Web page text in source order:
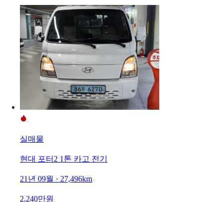
실매물
현대 포터2 1톤 카고 전기
21년 09월 · 27,496km
2,240만원